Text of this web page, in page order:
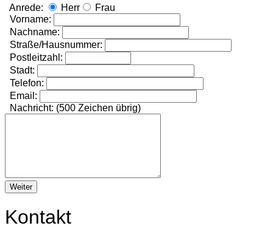
Anrede: Herr
Frau
Vorname:
Nachname:
Straße/Hausnummer:
Postleitzahl:
Stadt:
Telefon:
Email:
Nachricht: (500 Zeichen übrig)
Weiter
Kontakt